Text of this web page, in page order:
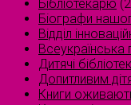
Бібліотекарю
Біографи
Відділ
Дитячі
Допитливим
Книги